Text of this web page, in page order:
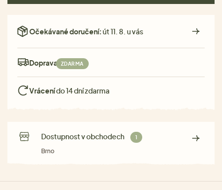
Očekávané doručení:út 11. 8. u vás
Doprava: ZDARMA
Vrácenído 14 dní zdarma
Dostupnost v obchodech 1
Brno